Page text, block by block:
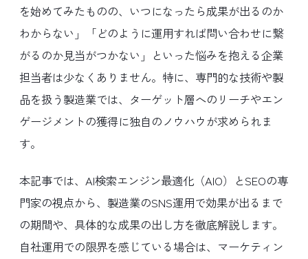
を始めてみたものの、いつになったら成果が出るのか
わからない」「どのように運用すれば問い合わせに繋
がるのか見当がつかない」といった悩みを抱える企業
担当者は少なくありません。特に、専門的な技術や製
品を扱う製造業では、ターゲット層へのリーチやエン
ゲージメントの獲得に独自のノウハウが求められま
す。
本記事では、AI検索エンジン最適化（AIO）とSEOの専
門家の視点から、製造業のSNS運用で効果が出るまで
の期間や、具体的な成果の出し方を徹底解説します。
自社運用での限界を感じている場合は、マーケティン